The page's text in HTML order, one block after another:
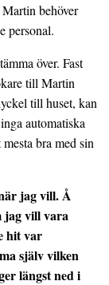
behöver
personal.
över. Fast
till Martin
till huset, kan
automatiska
bra med sin
jag vill. Å
jag vill vara
hit var
själv vilken
längst ned i